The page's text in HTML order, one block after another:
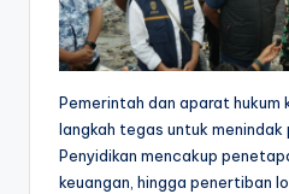
Pemerintah dan aparat hukum
langkah tegas untuk
Penyidikan mencakup
keuangan, hingga penertiban